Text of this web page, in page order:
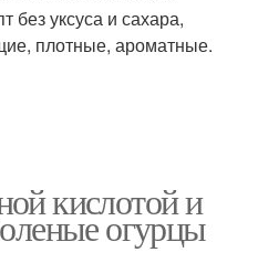
без уксуса и сахара,
плотные, ароматные.
кислотой и
огурцы